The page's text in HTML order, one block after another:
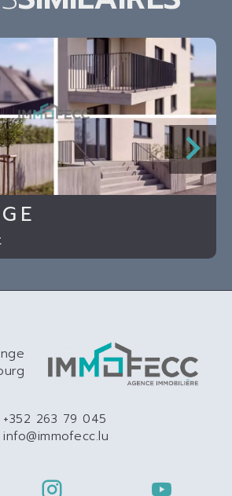
+352 263 79 045
info@immofecc.lu